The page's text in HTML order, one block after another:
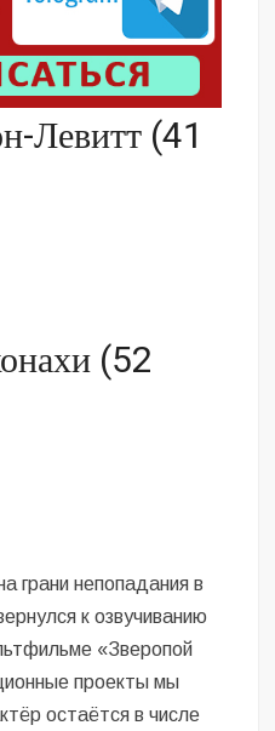
Левитт (41
(52
грани непопадания в
к озвучиванию
«Зверопой
проекты мы
остаётся в числе